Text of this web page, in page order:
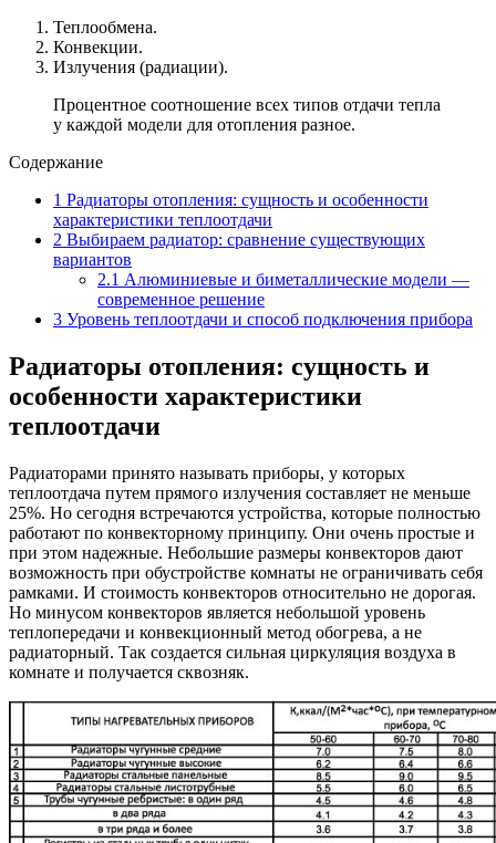
Теплообмена.
Конвекции.
Излучения (радиации).
Процентное соотношение всех типов отдачи тепла
у каждой модели для отопления разное.
Содержание
1 Радиаторы отопления: сущность и особенности
характеристики теплоотдачи
2 Выбираем радиатор: сравнение существующих
вариантов
2.1 Алюминиевые и биметаллические модели —
современное решение
3 Уровень теплоотдачи и способ подключения прибора
Радиаторы отопления: сущность и
особенности характеристики
теплоотдачи
Радиаторами принято называть приборы, у которых
теплоотдача путем прямого излучения составляет не меньше
25%. Но сегодня встречаются устройства, которые полностью
работают по конвекторному принципу. Они очень простые и
при этом надежные. Небольшие размеры конвекторов дают
возможность при обустройстве комнаты не ограничивать себя
рамками. И стоимость конвекторов относительно не дорогая.
Но минусом конвекторов является небольшой уровень
теплопередачи и конвекционный метод обогрева, а не
радиаторный. Так создается сильная циркуляция воздуха в
комнате и получается сквозняк.